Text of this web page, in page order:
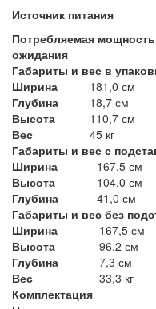
Источник питания
Потребляемая
ожидания
Габариты и вес в
Ширина
181,0 см
Глубина
18,7 см
Высота
110,7 см
Вес
45 кг
Габариты и вес с
Ширина
167,5 см
Высота
104,0 см
Глубина
41,0 см
Габариты и вес без
Ширина
167,5 см
Высота
96,2 см
Глубина
7,3 см
Вес
33,3 кг
Комплектация